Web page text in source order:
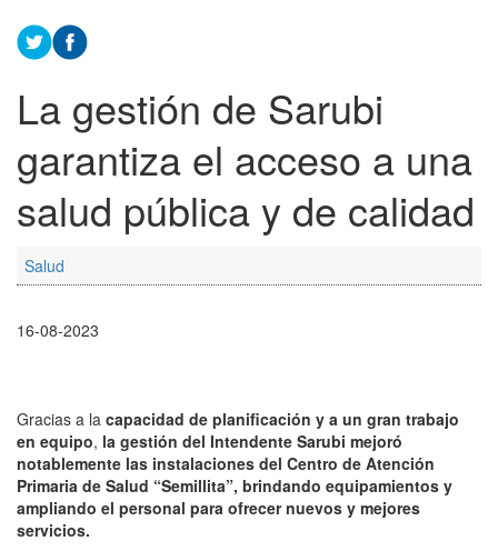
La gestión de Sarubi
garantiza el acceso a una
salud pública y de calidad
Salud
16-08-2023
Gracias a la capacidad de planificación y a un gran trabajo
en equipo, la gestión del Intendente Sarubi mejoró
notablemente las instalaciones del Centro de Atención
Primaria de Salud “Semillita”, brindando equipamientos y
ampliando el personal para ofrecer nuevos y mejores
servicios.